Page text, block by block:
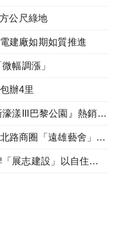
公尺綠地
建廠如期如質推進
幅調漲」
辦4里
三重左岸1563坪指標大案『新濠漾III巴黎公園』熱銷開工
跟著麥當勞投資金店舖，福星北路商圈「遠雄藝舍」金店炙手可熱
做住戶一輩子靠山 桃績優品牌「展志建設」以自住心蓋房